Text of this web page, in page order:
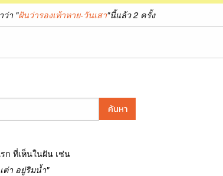
ว่า "ฝันว่ารองเท้าหาย-วันเสา"นี้แล้ว 2 ครั้ง
ค้นหา
ก ที่เห็นในฝัน เช่น
ต่า อยู่ริมน้ำ"